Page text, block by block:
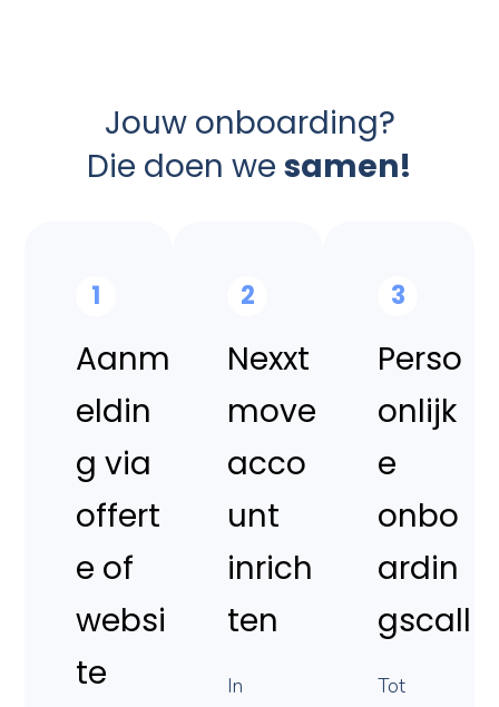
Jouw onboarding?
Die doen we samen!
1
Aanm
eldin
g via
offert
e of
websi
te
2
Nexxt
move
acco
unt
inrich
ten
In
3
Perso
onlijk
e
onbo
ardin
gscall
Tot